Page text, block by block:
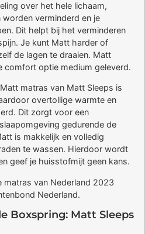
over het hele lichaam,
verminderd en je
Dit helpt bij het verminderen
Je kunt Matt harder of
de lagen te draaien. Matt
comfort optie medium geleverd.
matras van Matt Sleeps is
overtollige warmte en
Dit zorgt voor een
gedurende de
is makkelijk en volledig
te wassen. Hierdoor wordt
geef je huisstofmijt geen kans.
matras van Nederland 2023
Nederland.
Boxspring: Matt Sleeps